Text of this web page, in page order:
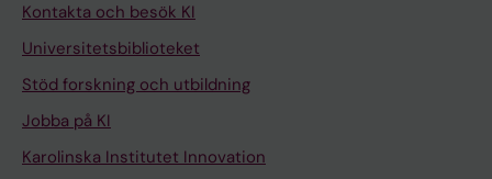
Kontakta och besök KI
Universitetsbiblioteket
Stöd forskning och utbildning
Jobba på KI
Karolinska Institutet Innovation